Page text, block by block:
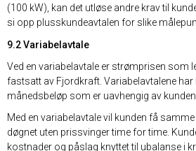
(100 kW), kan det utløse andre krav til
si opp plusskundeavtalen for slike
9.2 Variabelavtale
Ved en variabelavtale er strømprisen som
fastsatt av Fjordkraft. Variabelavtalene har
månedsbeløp som er uavhengig av
Med en variabelavtale vil kunden få
døgnet uten prissvinger time for time.
kostnader og påslag knyttet til ubalanse i